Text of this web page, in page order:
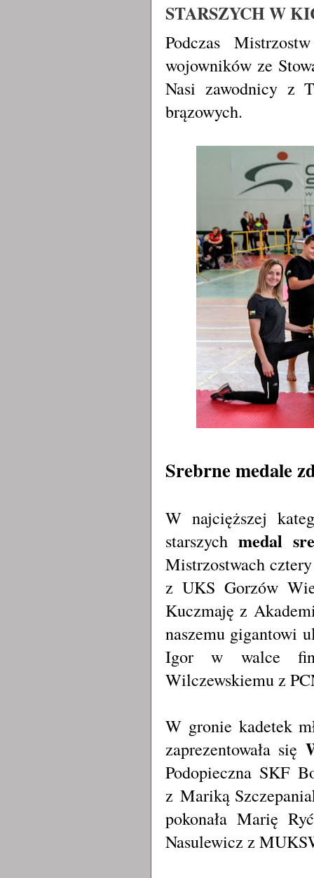
STARSZYCH W
Podczas
wojowników ze
Nasi zawodnicy z
brązowych.
Srebrne medale
W najcięższej
starszych medal
Mistrzostwach
z UKS Gorzów
Kuczmaję z
naszemu gigantowi
Igor w walce
Wilczewskiemu z
W gronie kadetek
zaprezentowała się
Podopieczna SKF
z Mariką
pokonała Marię
Nasulewicz z